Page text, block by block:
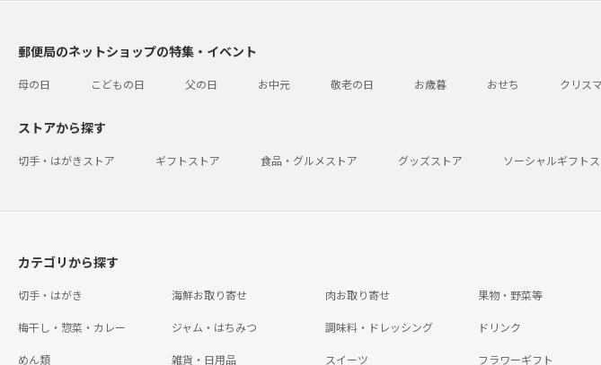
郵便局のネットショップの特集・イベント
母の日 こどもの日 父の日 お中元 敬老の日 お歳暮 おせち クリス
ストアから探す
切手・はがきストア ギフトストア 食品・グルメストア グッズストア ソーシャルギフト
カテゴリから探す
切手・はがき 海鮮お取り寄せ 肉お取り寄せ 果物・野菜等
梅干し・惣菜・カレー ジャム・はちみつ 調味料・ドレッシング ドリンク
めん類 雑貨・日用品 スイーツ フラワーギフト